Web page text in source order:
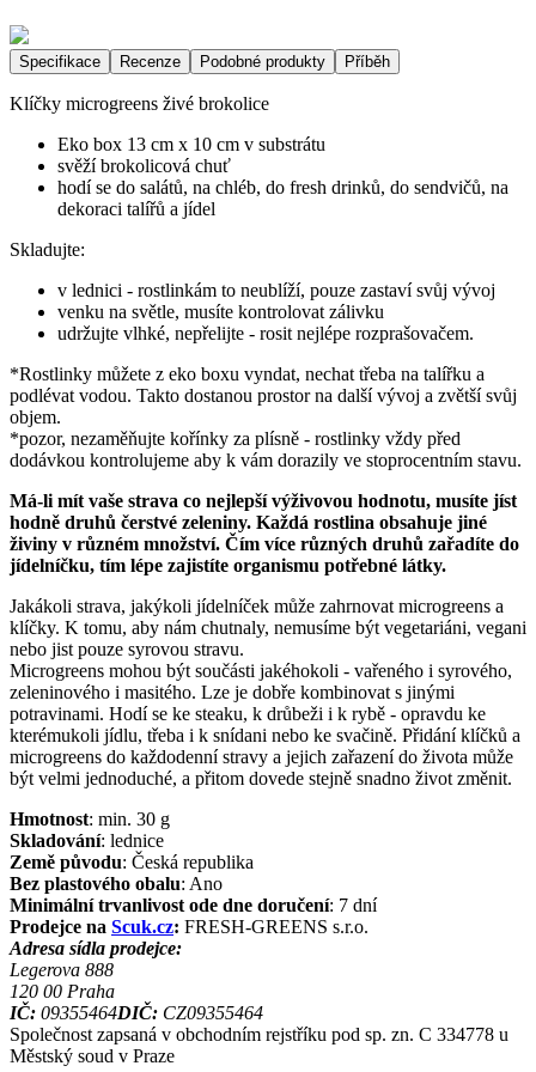
Specifikace Recenze Podobné produkty Příběh
Klíčky microgreens živé brokolice
Eko box 13 cm x 10 cm v substrátu
svěží brokolicová chuť
hodí se do salátů, na chléb, do fresh drinků, do sendvičů, na
dekoraci talířů a jídel
Skladujte:
v lednici - rostlinkám to neublíží, pouze zastaví svůj vývoj
venku na světle, musíte kontrolovat zálivku
udržujte vlhké, nepřelijte - rosit nejlépe rozprašovačem.
*Rostlinky můžete z eko boxu vyndat, nechat třeba na talířku a
podlévat vodou. Takto dostanou prostor na další vývoj a zvětší svůj
objem.
*pozor, nezaměňujte kořínky za plísně - rostlinky vždy před
dodávkou kontrolujeme aby k vám dorazily ve stoprocentním stavu.
Má-li mít vaše strava co nejlepší výživovou hodnotu, musíte jíst
hodně druhů čerstvé zeleniny. Každá rostlina obsahuje jiné
živiny v různém množství. Čím více různých druhů zařadíte do
jídelníčku, tím lépe zajistíte organismu potřebné látky.
Jakákoli strava, jakýkoli jídelníček může zahrnovat microgreens a
klíčky. K tomu, aby nám chutnaly, nemusíme být vegetariáni, vegani
nebo jist pouze syrovou stravu.
Microgreens mohou být součásti jakéhokoli - vařeného i syrového,
zeleninového i masitého. Lze je dobře kombinovat s jinými
potravinami. Hodí se ke steaku, k drůbeži i k rybě - opravdu ke
kterémukoli jídlu, třeba i k snídani nebo ke svačině. Přidání klíčků a
microgreens do každodenní stravy a jejich zařazení do života může
být velmi jednoduché, a přitom dovede stejně snadno život změnit.
Hmotnost: min. 30 g
Skladování: lednice
Země původu: Česká republika
Bez plastového obalu: Ano
Minimální trvanlivost ode dne doručení: 7 dní
Prodejce na Scuk.cz: FRESH-GREENS s.r.o.
Adresa sídla prodejce:
Legerova 888
120 00 Praha
IČ: 09355464DIČ: CZ09355464
Společnost zapsaná v obchodním rejstříku pod sp. zn. C 334778 u
Městský soud v Praze